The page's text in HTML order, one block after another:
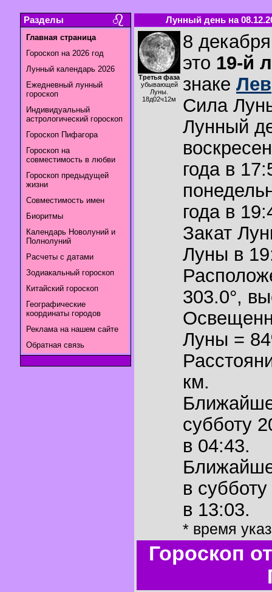
Разделы
Главная страница
Гороскоп на 2026 год
Лунный календарь 2026
Ежедневный лунный
гороскоп
Индивидуальный
астрологический гороскоп
Гороскоп Пифагора
Гороскоп на
совместимость в любви
Гороскоп предыдущей
жизни
Совместимость имен
Биоритмы
Календарь Новолуний и
Полнолуний
Расчеты с датами
Зодиакальный гороскоп
Китайский гороскоп
Географические
координаты городов
Реклама на нашем сайте
Обратная связь
Лунный день на
Третья фаза
убывающей
Луны.
18д02ч12м
8
это 19-й
знаке Лев
Сила
Лунный
года в
года в
Закат
Луны в
303.0°,
Луны =
км.
субботу
в 04:43.
в
в 13:03.
* время
Гороскоп